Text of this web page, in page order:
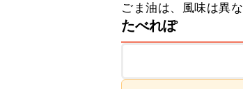
ごま油は、風味は異
たべれぽ